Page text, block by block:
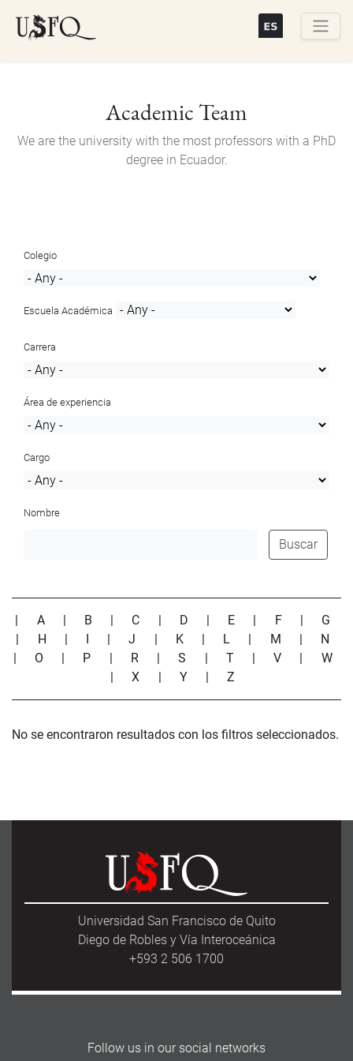
Academic Team
We are the university with the most professors with a PhD
degree in Ecuador.
Colegio
Escuela Académica
Carrera
Área de experiencia
Cargo
Nombre
Buscar
| A | B | C | D | E | F | G
| H | I |J | K | L | M | N
| O | P | R |S | T |V | W
|X | Y |Z
No se encontraron resultados con los filtros seleccionados.
Universidad San Francisco de Quito
Diego de Robles y Vía Interoceánica
+593 2 506 1700
Follow us in our social networks